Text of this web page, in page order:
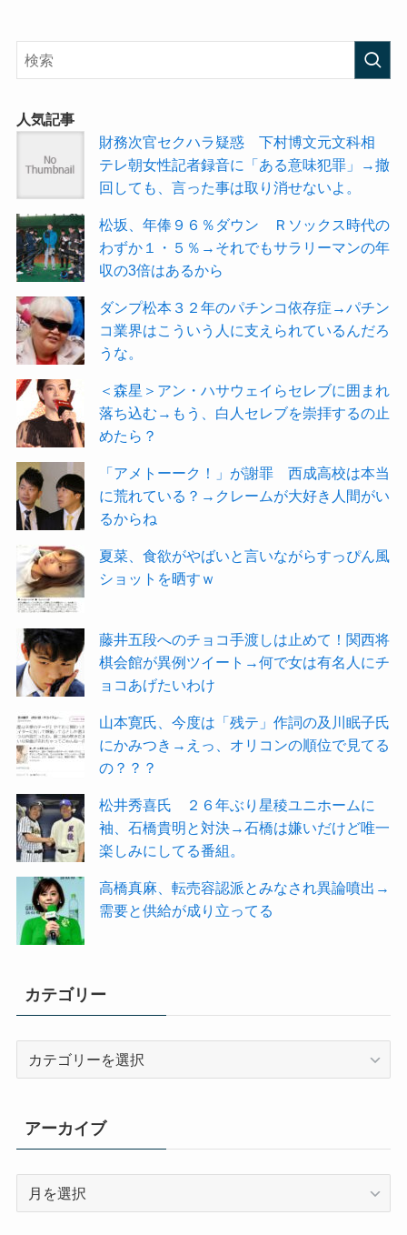
人気記事
財務次官セクハラ疑惑 下村博文元文科相
テレ朝女性記者録音に「ある意味犯罪」→撤
回しても、言った事は取り消せないよ。
松坂、年俸９６％ダウン Ｒソックス時代の
わずか１・５％→それでもサラリーマンの年
収の3倍はあるから
ダンプ松本３２年のパチンコ依存症→パチン
コ業界はこういう人に支えられているんだろ
うな。
＜森星＞アン・ハサウェイらセレブに囲まれ
落ち込む→もう、白人セレブを崇拝するの止
めたら？
「アメトーーク！」が謝罪 西成高校は本当
に荒れている？→クレームが大好き人間がい
るからね
夏菜、食欲がやばいと言いながらすっぴん風
ショットを晒すｗ
藤井五段へのチョコ手渡しは止めて！関西将
棋会館が異例ツイート→何で女は有名人にチ
ョコあげたいわけ
山本寛氏、今度は「残テ」作詞の及川眠子氏
にかみつき→えっ、オリコンの順位で見てる
の？？？
松井秀喜氏 ２６年ぶり星稜ユニホームに
袖、石橋貴明と対決→石橋は嫌いだけど唯一
楽しみにしてる番組。
高橋真麻、転売容認派とみなされ異論噴出→
需要と供給が成り立ってる
カテゴリー
リ
ー
アーカイブ